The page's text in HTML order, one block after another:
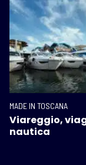
MADE IN TOSCANA
Viareggio,
nautica